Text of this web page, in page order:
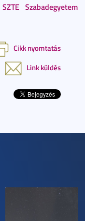
SZTE Szabadegyetem
Cikk nyomtatás
Link küldés